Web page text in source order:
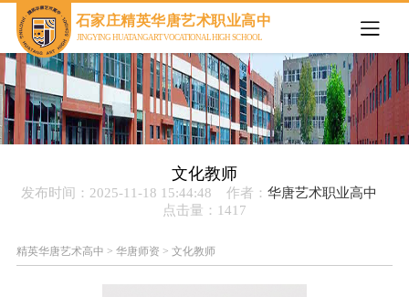
欢迎来到石家庄精英华唐艺术职业高中官网
石家庄精英华唐艺术职业高中
JINGYING HUATANG ART VOCATIONAL HIGH SCHOOL
文化教师
发布时间：2025-11-18 15:44:48 作者： 华唐艺术职业高中
点击量： 1417
精英华唐艺术高中 > 华唐师资 > 文化教师